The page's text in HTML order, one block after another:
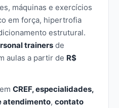
máquinas e exercícios
em força, hipertrofia
estrutural.
trainers de
aulas a partir de R$
CREF, especialidades,
atendimento, contato